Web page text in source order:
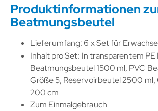
Produktinformationen
Beatmungsbeutel
Lieferumfang: 6 x Set für
Inhalt pro Set: In transparentem
Beatmungsbeutel 1500 ml, PVC
Größe 5, Reservoirbeutel 2500 ml,
200 cm
Zum Einmalgebrauch